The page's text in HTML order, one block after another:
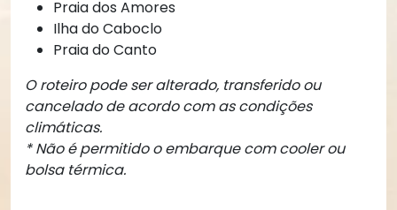
Praia dos Amores
Ilha do Caboclo
Praia do Canto
O roteiro pode ser alterado, transferido ou
cancelado de acordo com as condições
climáticas.
* Não é permitido o embarque com cooler ou
bolsa térmica.